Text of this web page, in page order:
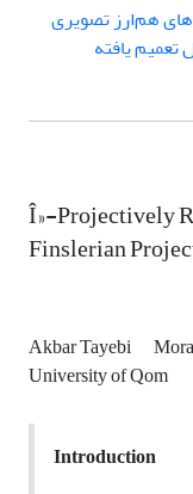
هم‌ارز تصویری
یافته
Î»-Projectively
Finslerian
Akbar Tayebi
University of Qom
Introduction